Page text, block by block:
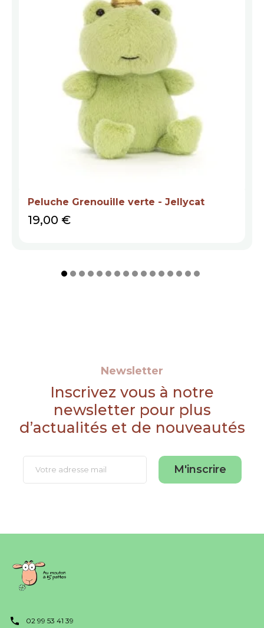
Peluche Grenouille verte - Jellycat
Prix
19,00 €
Newsletter
Inscrivez vous à notre
newsletter pour plus
d’actualités et de nouveautés
M'inscrire
02 99 53 41 39